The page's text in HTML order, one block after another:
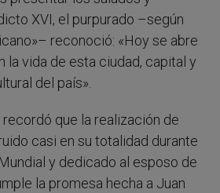
XVI, el purpurado –según
reconoció: «Hoy se abre
la vida de esta ciudad, capital y
del país».
recordó que la realización de
casi en su totalidad durante
y dedicado al esposo de
la promesa hecha a Juan